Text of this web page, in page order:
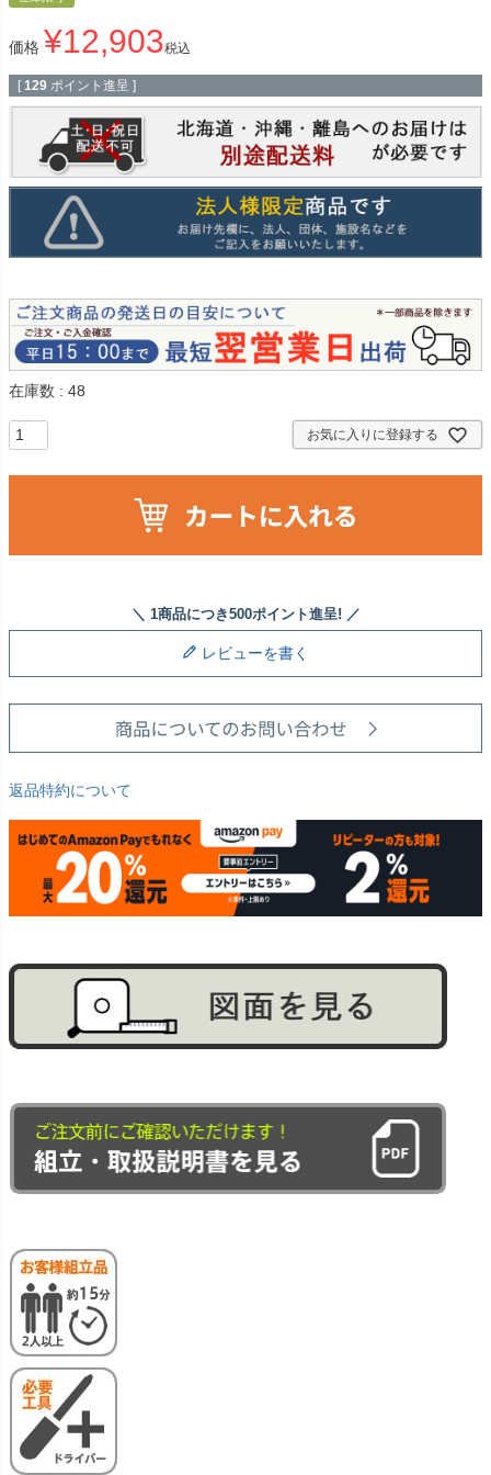
価格 ¥12,903税込
[ 129 ポイント進呈 ]
在庫数 48
お気に入りに登録する
レビューを書く
返品特約について